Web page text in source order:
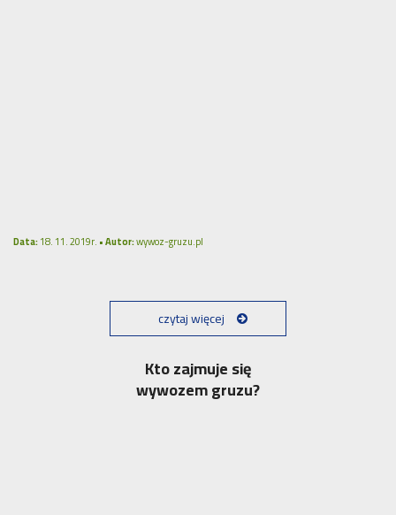
Data:18. 11. 2019r. •Autor:wywoz-gruzu.pl
czytaj więcej
Kto zajmuje się
wywozem gruzu?